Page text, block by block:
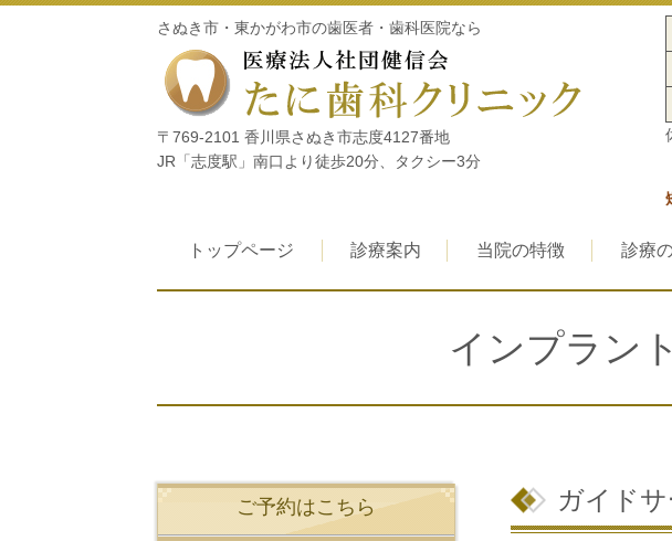
さぬき市・東かがわ市の歯医者・歯科医院なら
〒769-2101 香川県さぬき市志度4127番地
JR「志度駅」南口より徒歩20分、タクシー3分
トップページ 診療案内 当院の特徴 診療
インプラン
ガイド
ご予約はこちら